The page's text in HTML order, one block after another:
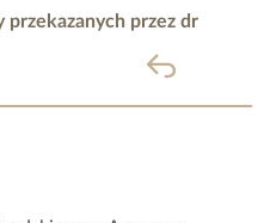
przekazanych przez dr
powrót